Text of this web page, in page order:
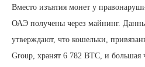
Вместо изъятия монет у
ОАЭ получены через майнинг.
утверждают, что кошельки,
Group, хранят 6 782 BTC, и большая